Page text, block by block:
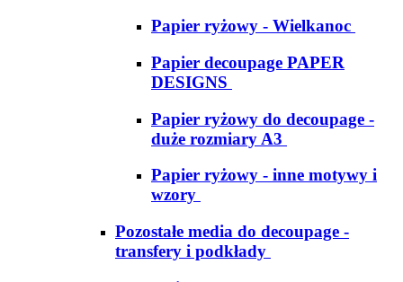
Papier ryżowy - Wielkanoc
Papier decoupage PAPER
DESIGNS
Papier ryżowy do decoupage -
duże rozmiary A3
Papier ryżowy - inne motywy i
wzory
Pozostałe media do decoupage -
transfery i podkłady